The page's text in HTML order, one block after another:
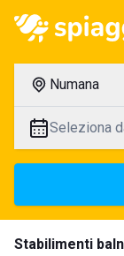
Numana
Seleziona
Stabilimenti